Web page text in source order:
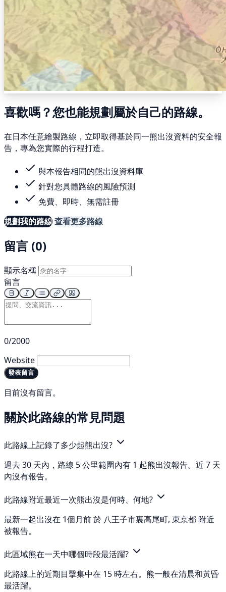
喜歡嗎？您也能規劃屬於自己的路線。
在日本任意繪製路線，立即取得基於同一熊出沒資料的安全報
告，專為您實際的行程打造。
與本報告相同的熊出沒資料庫
針對您具體路線的風險預測
免費、即時、無需註冊
規劃我的路線查看更多路線
留言 (0)
顯示名稱
留言
0/2000
Website
發表留言
目前沒有留言。
關於此路線的常見問題
此路線上記錄了多少起熊出沒?
過去 30 天內，路線 5 公里範圍內有 1 起熊出沒報告。近 7 天
內沒有報告。
此路線附近最近一次熊出沒是何時、何地?
最新一起出沒在 1個月前 於 八王子市裏高尾町, 東京都 附近
被報告。
此區域熊在一天中哪個時段最活躍?
此路線上的近期目擊集中在 15 時左右。熊一般在清晨和黃昏
最活躍。